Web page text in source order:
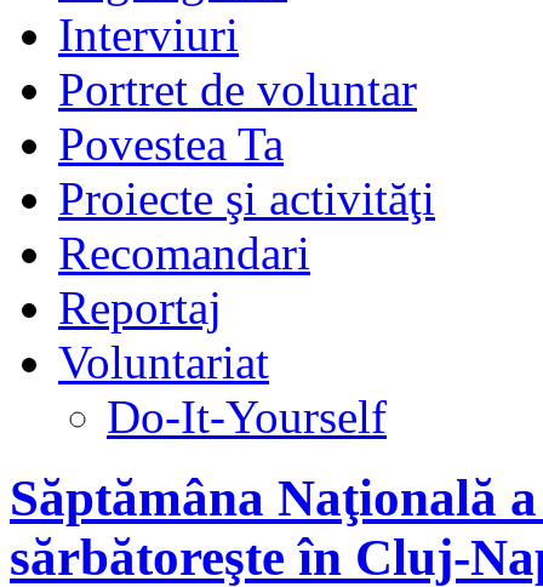
Interviuri
Portret de voluntar
Povestea Ta
Proiecte şi activităţi
Recomandari
Reportaj
Voluntariat
Do-It-Yourself
Săptămâna Naţională
sărbătoreşte în Cluj-